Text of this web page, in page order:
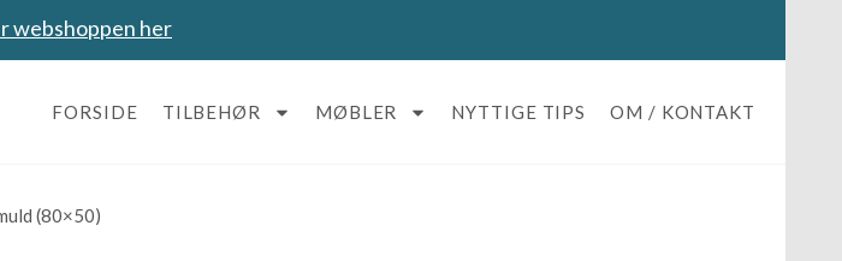
webshoppen her
FORSIDE TILBEHØR MØBLER NYTTIGE TIPS OM / KONTAKT
(80×50)